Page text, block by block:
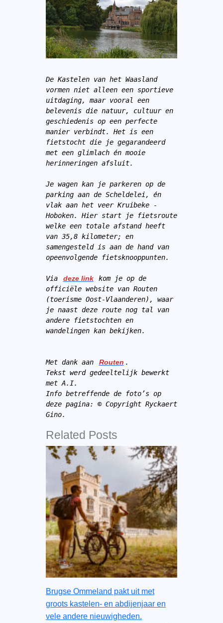
De Kastelen van het Waasland
vormen niet alleen een sportieve
uitdaging, maar vooral een
belevenis die natuur, cultuur en
geschiedenis op een perfecte
manier verbindt. Het is een
fietstocht die je gegarandeerd
met een glimlach én mooie
herinneringen afsluit.
Je wagen kan je parkeren op de
parking aan de Scheldelei, én
vlak aan het veer Kruibeke -
Hoboken. Hier start je fietsroute
welke een totale afstand heeft
van 35,8 kilometer; en
samengesteld is aan de hand van
opeenvolgende fietsknooppunten.
Via deze link
kom je op de
officiële website van Routen
(toerisme Oost-Vlaanderen), waar
je naast deze route nog tal van
andere fietstochten en
wandelingen kan bekijken.
Met dank aan Routen .
Tekst werd gedeeltelijk bewerkt
met A.I.
Info betreffende de foto’s op
deze pagina: © Copyright Ryckaert
Gino.
Related Posts
Brugse Ommeland pakt uit met
groots kastelen- en abdijenjaar en
vele andere nieuwigheden.